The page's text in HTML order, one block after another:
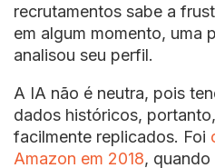
recrutamentos sabe a
em algum momento, uma
analisou seu perfil.
A IA não é neutra, pois
dados históricos,
facilmente replicados. Foi
Amazon em 2018, quando